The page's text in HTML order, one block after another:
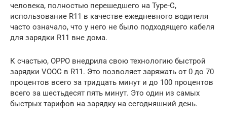
человека, полностью перешедшего на Type-C,
использование R11 в качестве ежедневного водителя
часто означало, что у него не было подходящего кабеля
для зарядки R11 вне дома.
К счастью, OPPO внедрила свою технологию быстрой
зарядки VOOC в R11. Это позволяет заряжать от 0 до 70
процентов всего за тридцать минут и до 100 процентов
всего за шестьдесят пять минут. Это один из самых
быстрых тарифов на зарядку на сегодняшний день.